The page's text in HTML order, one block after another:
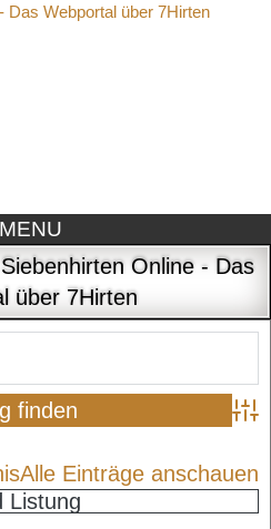
MENU
Online - Das
über 7Hirten
Alle Einträge anschauen
Listung